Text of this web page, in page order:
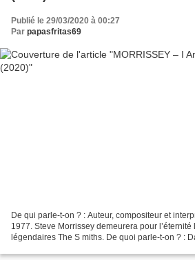
Publié le 29/03/2020 à 00:27
Par papasfritas69
De qui parle-t-on ? : Auteur, compositeur et
1977. Steve Morrissey demeurera pour
légendaires The S miths. De quoi parle-t-on ? :